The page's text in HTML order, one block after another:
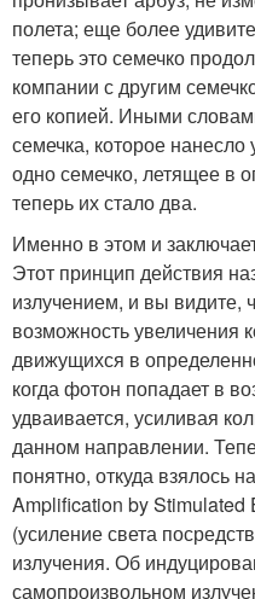
полета; еще более
теперь это семечко
компании с другим
его копией. Иными
семечка, которое
одно семечко, летящее в
теперь их стало два.
Именно в этом и
Этот принцип действия
излучением, и вы видите,
возможность увеличения
движущихся в
когда фотон попадает в
удваивается, усиливая
данном направлении.
понятно, откуда взялось
Amplification by Stimulated
(усиление света
излучения. Об
самопроизвольном